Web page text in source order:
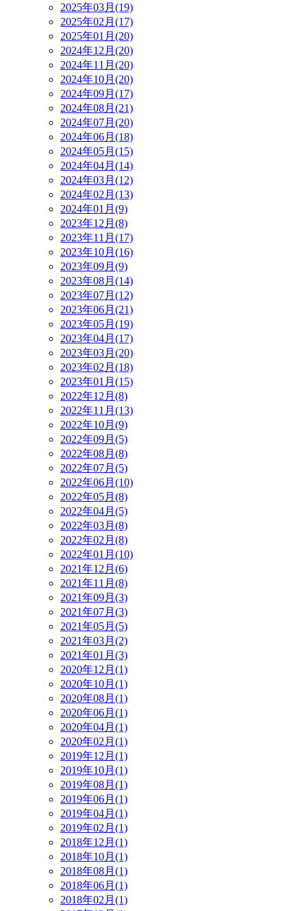
2025年03月(19)
2025年02月(17)
2025年01月(20)
2024年12月(20)
2024年11月(20)
2024年10月(20)
2024年09月(17)
2024年08月(21)
2024年07月(20)
2024年06月(18)
2024年05月(15)
2024年04月(14)
2024年03月(12)
2024年02月(13)
2024年01月(9)
2023年12月(8)
2023年11月(17)
2023年10月(16)
2023年09月(9)
2023年08月(14)
2023年07月(12)
2023年06月(21)
2023年05月(19)
2023年04月(17)
2023年03月(20)
2023年02月(18)
2023年01月(15)
2022年12月(8)
2022年11月(13)
2022年10月(9)
2022年09月(5)
2022年08月(8)
2022年07月(5)
2022年06月(10)
2022年05月(8)
2022年04月(5)
2022年03月(8)
2022年02月(8)
2022年01月(10)
2021年12月(6)
2021年11月(8)
2021年09月(3)
2021年07月(3)
2021年05月(5)
2021年03月(2)
2021年01月(3)
2020年12月(1)
2020年10月(1)
2020年08月(1)
2020年06月(1)
2020年04月(1)
2020年02月(1)
2019年12月(1)
2019年10月(1)
2019年08月(1)
2019年06月(1)
2019年04月(1)
2019年02月(1)
2018年12月(1)
2018年10月(1)
2018年08月(1)
2018年06月(1)
2018年02月(1)